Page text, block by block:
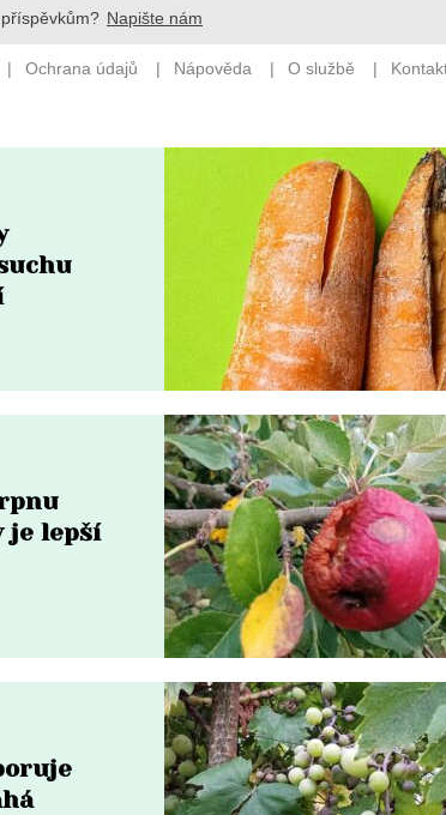
je lepší